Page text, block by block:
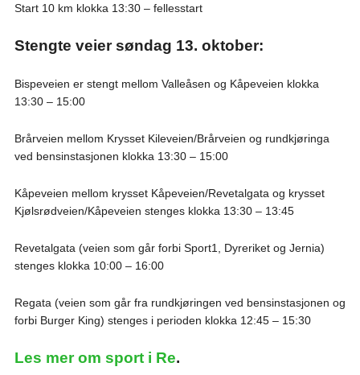
Start 10 km klokka 13:30 – fellesstart
Stengte veier søndag 13. oktober:
Bispeveien er stengt mellom Valleåsen og Kåpeveien klokka
13:30 – 15:00
Brårveien mellom Krysset Kileveien/Brårveien og rundkjøringa
ved bensinstasjonen klokka 13:30 – 15:00
Kåpeveien mellom krysset Kåpeveien/Revetalgata og krysset
Kjølsrødveien/Kåpeveien stenges klokka 13:30 – 13:45
Revetalgata (veien som går forbi Sport1, Dyreriket og Jernia)
stenges klokka 10:00 – 16:00
Regata (veien som går fra rundkjøringen ved bensinstasjonen og
forbi Burger King) stenges i perioden klokka 12:45 – 15:30
Les mer om sport i Re.